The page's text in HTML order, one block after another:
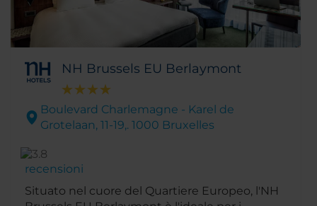
NH Brussels EU Berlaymont
Boulevard Charlemagne - Karel de
Grotelaan, 11-19,. 1000 Bruxelles
recensioni
Situato nel cuore del Quartiere Europeo, l'NH